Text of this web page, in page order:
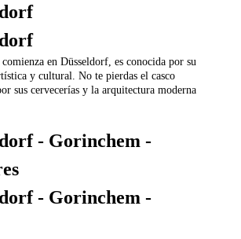
en Düsseldorf, es conocida por su
y cultural. No te pierdas el casco
sus cervecerías y la arquitectura moderna
- Gorinchem -
- Gorinchem -